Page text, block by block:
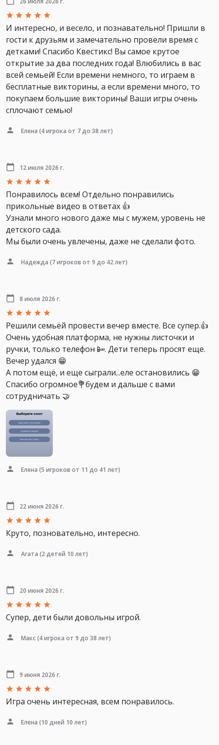
И интересно, и весело, и познавательно! Пришли в
гости к друзьям и замечательно провели время с
детками! Спасибо Квестикс! Вы самое крутое
открытие за два последних года! Влюбились в вас
всей семьей! Если времени немного, то играем в
бесплатные викторины, а если времени много, то
покупаем большие викторины! Ваши игры очень
сплочают семью!
Елена (4 игрока от 7 до 38 лет)
12 июля 2026 г.
Понравилось всем! Отдельно понравились
прикольные видео в ответах 👍
Узнали много нового даже мы с мужем, уровень не
детского сада.
Мы были очень увлечены, даже не сделали фото.
Надежда (7 игроков от 9 до 42 лет)
8 июля 2026 г.
Решили семьёй провести вечер вместе. Все супер.👍
Очень удобная платформа, не нужны листочки и
ручки, только телефон 📴. Дети теперь просят еще.
Вечер удался 😁
А потом ещё, и еще сыграли...еле остановились 😁
Спасибо огромное💐будем и дальше с вами
сотрудничать 🤝
Елена (5 игроков от 11 до 41 лет)
22 июня 2026 г.
Круто, позновательно, интересно.
Агата (2 детей 10 лет)
20 июня 2026 г.
Супер, дети были довольны игрой.
Макс(4 игрока от 9 до 38 лет)
9 июня 2026 г.
Игра очень интересная, всем понравилось.
Елена (10 дней 10 лет)